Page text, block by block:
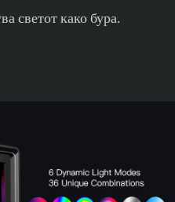
светот како бура.